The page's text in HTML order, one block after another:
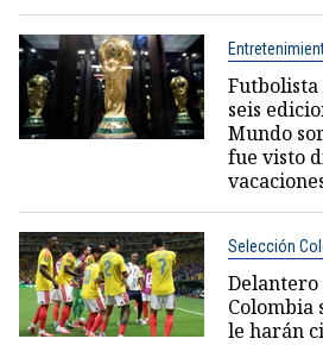
Futbolista
seis
Mundo
fue visto
Selección
Delantero
Colombia
le harán